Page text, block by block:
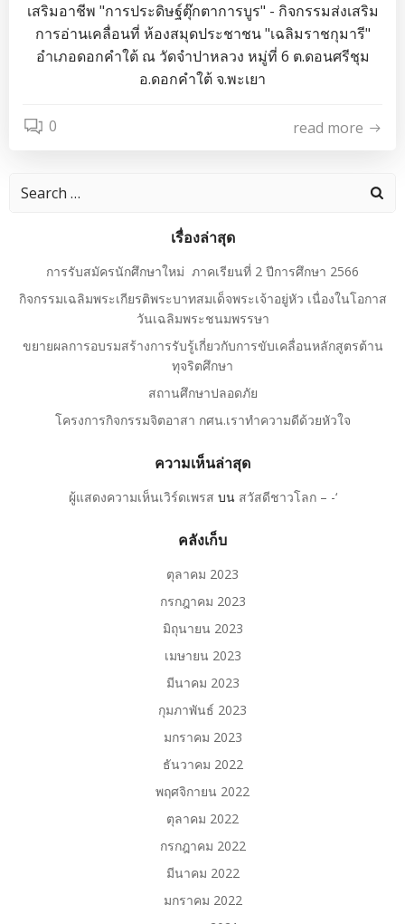
เสริมอาชีพ "การประดิษฐ์ตุ๊กตาการบูร" - กิจกรรมส่งเสริม
การอ่านเคลื่อนที่ ห้องสมุดประชาชน "เฉลิมราชกุมารี"
อำเภอดอกคำใต้ ณ วัดจำปาหลวง หมู่ที่ 6 ต.ดอนศรีชุม
อ.ดอกคำใต้ จ.พะเยา
0 read more
Search
เรื่องล่าสุด
การรับสมัครนักศึกษาใหม่ ภาคเรียนที่ 2 ปีการศึกษา 2566
กิจกรรมเฉลิมพระเกียรติพระบาทสมเด็จพระเจ้าอยู่หัว เนื่องในโอกาส
วันเฉลิมพระชนมพรรษา
ขยายผลการอบรมสร้างการรับรู้เกี่ยวกับการขับเคลื่อนหลักสูตรต้าน
ทุจริตศึกษา
สถานศึกษาปลอดภัย
โครงการกิจกรรมจิตอาสา กศน.เราทำความดีด้วยหัวใจ
ความเห็นล่าสุด
ผู้แสดงความเห็นเวิร์ดเพรส บน สวัสดีชาวโลก – -‘
คลังเก็บ
ตุลาคม 2023
กรกฎาคม 2023
มิถุนายน 2023
เมษายน 2023
มีนาคม 2023
กุมภาพันธ์ 2023
มกราคม 2023
ธันวาคม 2022
พฤศจิกายน 2022
ตุลาคม 2022
กรกฎาคม 2022
มีนาคม 2022
มกราคม 2022